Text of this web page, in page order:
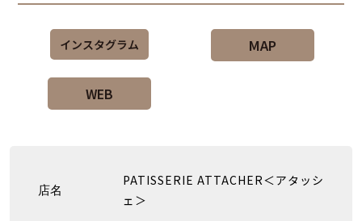
インスタグラム MAP
WEB
店名
PATISSERIE ATTACHER＜アタッシ
ェ＞